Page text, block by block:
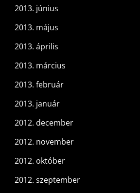
2013. június
2013. május
2013. április
2013. március
2013. február
2013. január
2012. december
2012. november
2012. október
2012. szeptember